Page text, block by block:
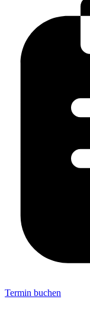
Termin buchen